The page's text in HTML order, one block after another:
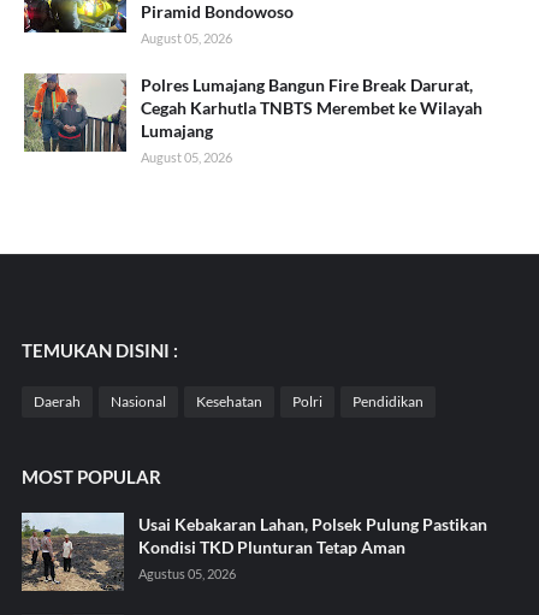
Piramid Bondowoso
August 05, 2026
Polres Lumajang Bangun Fire Break Darurat,
Cegah Karhutla TNBTS Merembet ke Wilayah
Lumajang
August 05, 2026
TEMUKAN DISINI :
Daerah Nasional Kesehatan Polri Pendidikan
MOST POPULAR
Usai Kebakaran Lahan, Polsek Pulung Pastikan
Kondisi TKD Plunturan Tetap Aman
Agustus 05, 2026